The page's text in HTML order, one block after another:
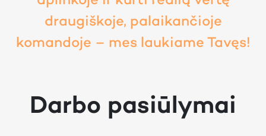
draugiškoje, palaikančioje
komandoje – mes laukiame Tavęs!
Darbo pasiūlymai